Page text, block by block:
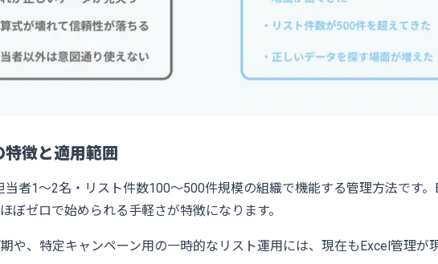
徴と適用範囲
当者1〜2名・リスト件数100〜500件規模の組織で機能する管理方法です
ぼゼロで始められる手軽さが特徴になります。
や、特定キャンペーン用の一時的なリスト運用には、現在もExcel管理が